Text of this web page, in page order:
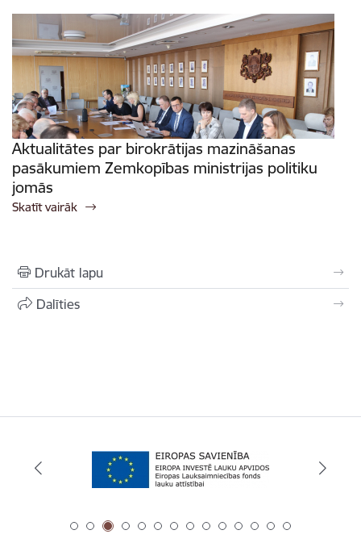
Aktualitātes par birokrātijas mazināšanas
pasākumiem Zemkopības ministrijas politiku
jomās
Skatīt vairāk
Drukāt lapu
Dalīties